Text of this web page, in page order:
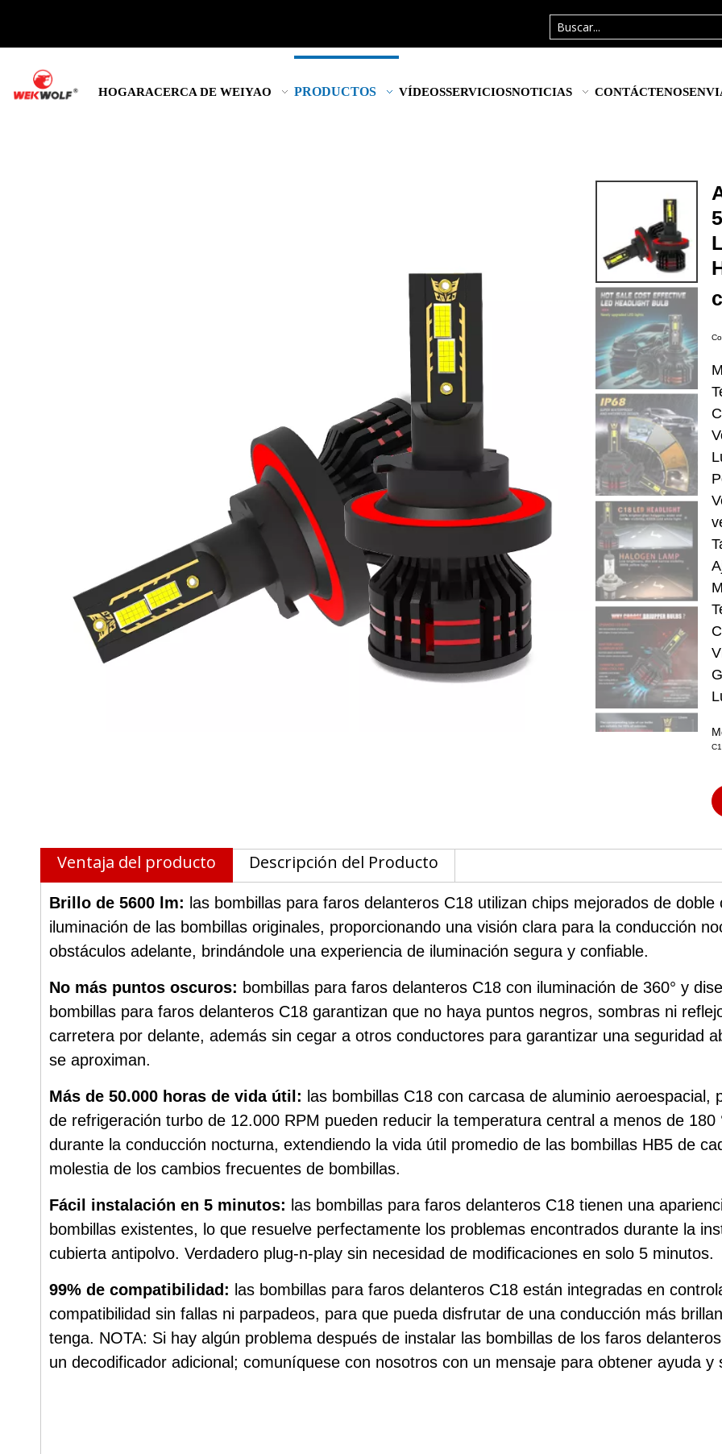
HOGARACERCA DE WEIYAO PRODUCTOS VÍDEOSSERVICIOSNOTICIAS CONTÁCTENOS
Ventaja del producto Descripción del Producto
Brillo de 5600 lm: las bombillas para faros delanteros C18 utilizan chips mejorados de
iluminación de las bombillas originales, proporcionando una visión clara para la conducción
obstáculos adelante, brindándole una experiencia de iluminación segura y confiable.
No más puntos oscuros: bombillas para faros delanteros C18 con iluminación de 360° y
bombillas para faros delanteros C18 garantizan que no haya puntos negros, sombras ni
carretera por delante, además sin cegar a otros conductores para garantizar una seguridad
se aproximan.
Más de 50.000 horas de vida útil: las bombillas C18 con carcasa de aluminio
de refrigeración turbo de 12.000 RPM pueden reducir la temperatura central a menos de 180
durante la conducción nocturna, extendiendo la vida útil promedio de las bombillas HB5 de
molestia de los cambios frecuentes de bombillas.
Fácil instalación en 5 minutos: las bombillas para faros delanteros C18 tienen una
bombillas existentes, lo que resuelve perfectamente los problemas encontrados durante la
cubierta antipolvo. Verdadero plug-n-play sin necesidad de modificaciones en solo 5 minutos.
99% de compatibilidad: las bombillas para faros delanteros C18 están integradas en
compatibilidad sin fallas ni parpadeos, para que pueda disfrutar de una conducción más
tenga. NOTA: Si hay algún problema después de instalar las bombillas de los faros
un decodificador adicional; comuníquese con nosotros con un mensaje para obtener ayuda y